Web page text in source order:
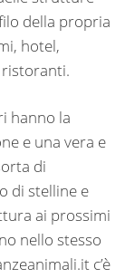
della propria
hotel,
ristoranti.
hanno la
e una vera e
di
di stelline e
ai prossimi
nello stesso
c’è